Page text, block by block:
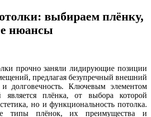
выбираем плёнку,
нюансы
прочно заняли лидирующие позиции
предлагая безупречный внешний
и долговечность. Ключевым элементом
является плёнка, от выбора которой
но и функциональность потолка.
типы плёнок, их преимущества и